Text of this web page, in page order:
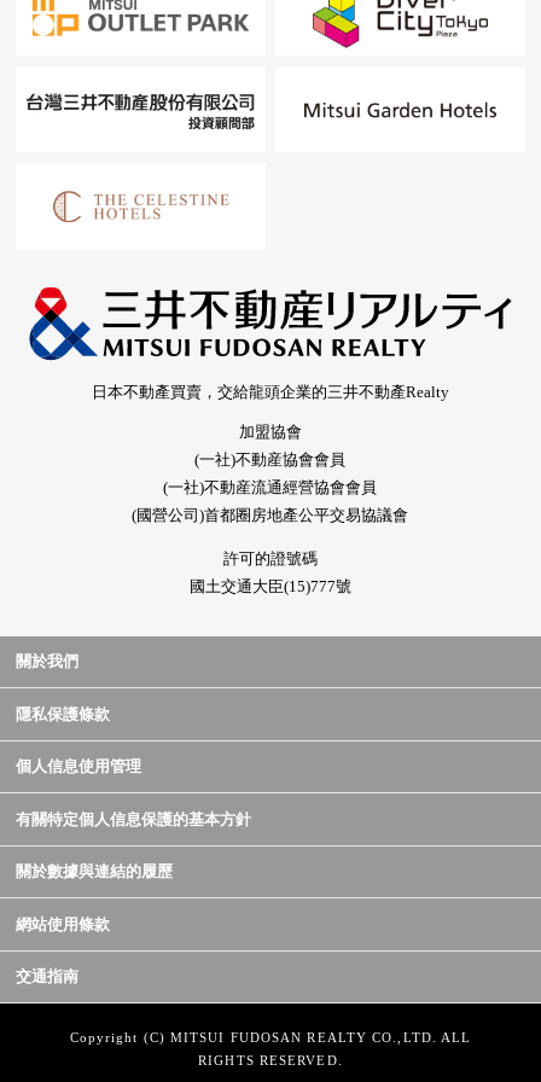
日本不動產買賣，交給龍頭企業的三井不動產Realty
加盟協會
(一社)不動産協會會員
(一社)不動産流通經營協會會員
(國營公司)首都圈房地產公平交易協議會
許可的證號碼
國土交通大臣(15)777號
關於我們
隱私保護條款
個人信息使用管理
有關特定個人信息保護的基本方針
關於數據與連結的履歷
網站使用條款
交通指南
Copyright (C) MITSUI FUDOSAN REALTY CO.,LTD. ALL
RIGHTS RESERVED.